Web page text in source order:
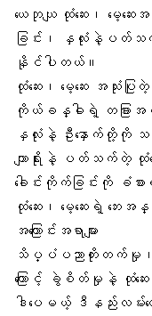
ယေဘုယျ ထုံဆေး၊ မေ့ဆေးအ
ခြင်း၊ နှလုံးနဲ့ပတ်သက်
နိုင်ပါတယ်။
ထုံဆေး၊ မေ့ဆေး အသုံး
ကိုယ်ခန္ဓါရဲ့ တခြား
နှလုံးနဲ့ ဦးနှောက်တို့ကို
ကျာရိုးနဲ့ ပတ်သက်တဲ့ ထုံဆေ
ခေါင်းကိုက်ခြင်းကို ခံ
ထုံဆေး၊ မေ့ဆေးရဲ့ ဘေ
အကြောင်းအရာများ
သိပ္ပံပညာတိုးတက်မှု၊ ရှာ
ကြောင့် ခွဲစိတ်မှုနဲ့ ထုံဆေ
ဒါပေမယ့် ဒီနည်းလမ်